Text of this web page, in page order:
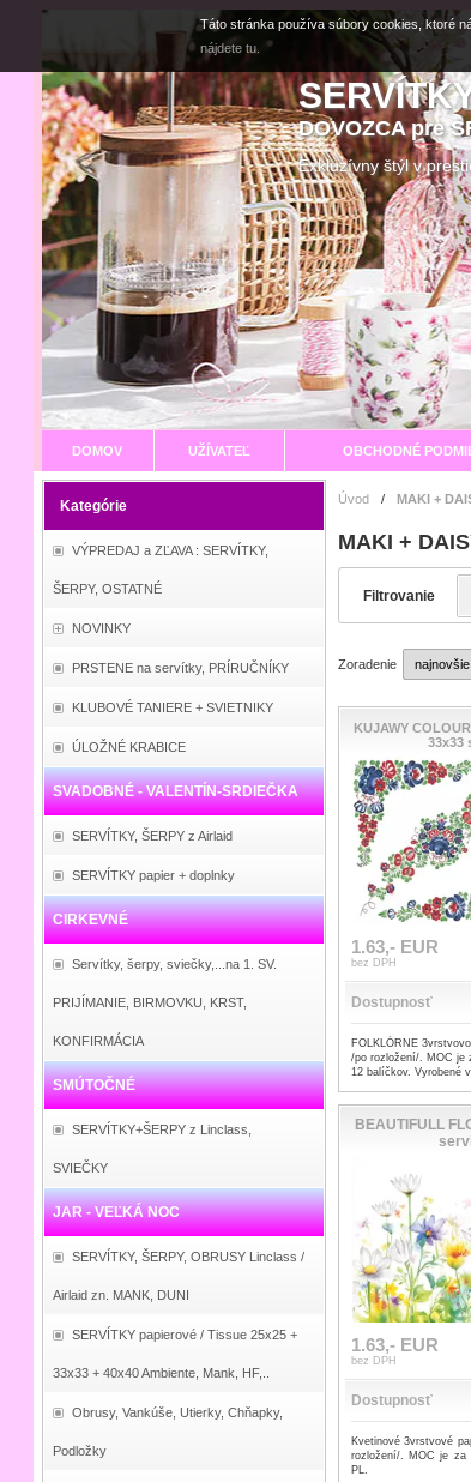
DOVOZCA pre
Exkluzívny štýl v
DOMOV UŽÍVATEĽ OBCHODNÉ
Kategórie
VÝPREDAJ a ZĽAVA : SERVÍTKY,
ŠERPY, OSTATNÉ
NOVINKY
PRSTENE na servítky, PRÍRUČNÍKY
KLUBOVÉ TANIERE + SVIETNIKY
ÚLOŽNÉ KRABICE
SVADOBNÉ - VALENTÍN-SRDIEČKA
SERVÍTKY, ŠERPY z Airlaid
SERVÍTKY papier + doplnky
CIRKEVNÉ
Servítky, šerpy, sviečky,...na 1. SV.
PRIJÍMANIE, BIRMOVKU, KRST,
KONFIRMÁCIA
SMÚTOČNÉ
SERVÍTKY+ŠERPY z Linclass,
SVIEČKY
JAR - VEĽKÁ NOC
SERVÍTKY, ŠERPY, OBRUSY Linclass /
Airlaid zn. MANK, DUNI
SERVÍTKY papierové / Tissue 25x25 +
33x33 + 40x40 Ambiente, Mank, HF,..
Obrusy, Vankúše, Utierky, Chňapky,
Podložky
Úvod / MAKI +
MAKI +
Filtrovanie
Zoradenie
KUJAWY
33x33
1.63,- EUR
bez DPH
Dostupnosť
FOLKLÓRNE
/po rozložení/. MOC je
12 balíčkov. Vyrobené
BEAUTIFULL
1.63,- EUR
bez DPH
Dostupnosť
Kvetinové 3vrstvové
rozložení/. MOC je za
PL.
Táto stránka používa súbory cookies, ktoré
nájdete tu.